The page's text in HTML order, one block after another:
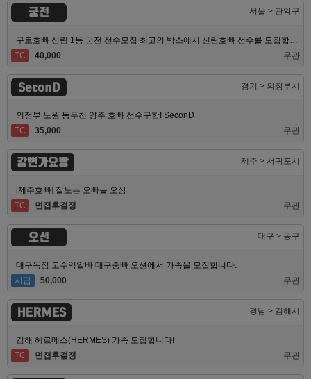
궁전 서울 > 관악구
구로호빠 신림 1등 궁전 선수모집 최고의 박스에서 신림호빠 선수를 모집합니다
TC
40,000 무관
SeconD 경기 > 의정부시
의정부 노원 동두천 양주 호빠 선수구함! SeconD
TC
35,000 무관
강변가요방 제주 > 서귀포시
[제주호빠] 잘노는 오빠들 오삼
TC
면접후결정 무관
오션 대구 > 동구
대구독점 고수익알바 대구중빠 오션에서 가족을 모집합니다.
시급
50,000 무관
HERMES 경남 > 김해시
김해 헤르메스(HERMES) 가족 모집합니다!
TC
면접후결정 무관